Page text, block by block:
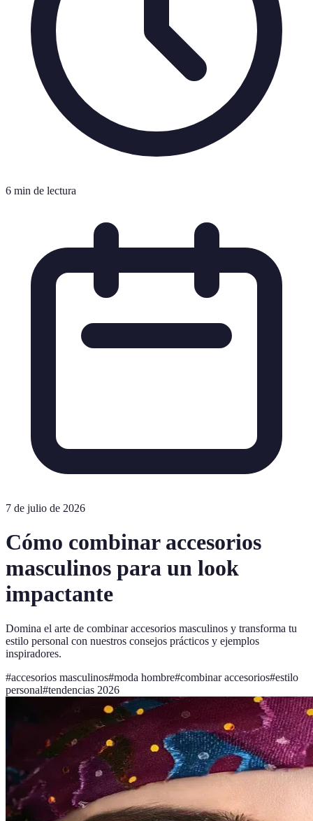
6 min de lectura
7 de julio de 2026
Cómo combinar accesorios
masculinos para un look
impactante
Domina el arte de combinar accesorios masculinos y transforma tu
estilo personal con nuestros consejos prácticos y ejemplos
inspiradores.
#accesorios masculinos#moda hombre#combinar accesorios#estilo
personal#tendencias 2026